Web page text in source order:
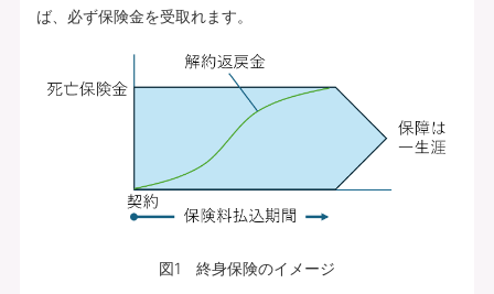
ば、必ず保険金を受取れます。
図1 終身保険のイメージ